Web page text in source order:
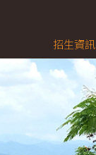
招生資訊